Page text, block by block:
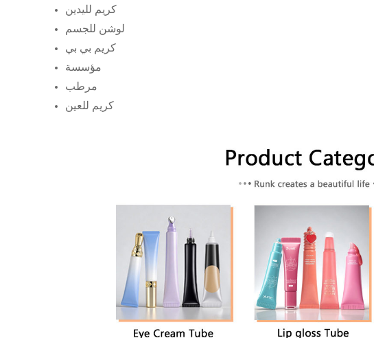
كريم لليدين
لوشن للجسم
كريم بي بي
مؤسسة
مرطب
كريم للعين